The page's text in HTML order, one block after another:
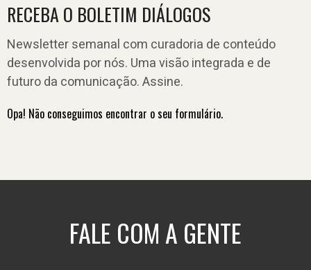
RECEBA O BOLETIM DIÁLOGOS
Newsletter semanal com curadoria de conteúdo
desenvolvida por nós. Uma visão integrada e de
futuro da comunicação. Assine.
Opa! Não conseguimos encontrar o seu formulário.
FALE COM A GENTE